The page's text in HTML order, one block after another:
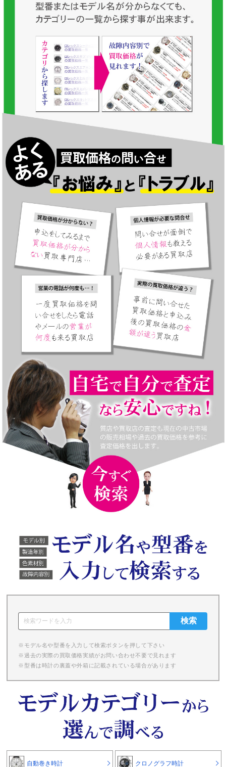
※モデル名や型番を入力して検索ボタンを押して下さい
※過去の実際の買取価格実績がお問い合わせ不要で見れます
※型番は時計の裏蓋や外箱に記載されている場合があります
自動巻き時計 クロノグラフ時計